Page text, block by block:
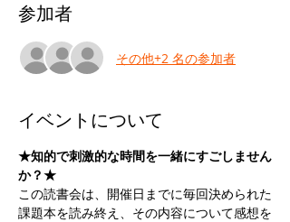
参加者
その他+2 名の参加者
イベントについて
★知的で刺激的な時間を一緒にすごしません
か？★
この読書会は、開催日までに毎回決められた
課題本を読み終え、その内容について感想を